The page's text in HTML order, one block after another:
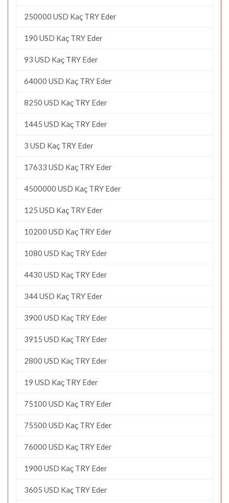
250000 USD Kaç TRY Eder
190 USD Kaç TRY Eder
93 USD Kaç TRY Eder
64000 USD Kaç TRY Eder
8250 USD Kaç TRY Eder
1445 USD Kaç TRY Eder
3 USD Kaç TRY Eder
17633 USD Kaç TRY Eder
4500000 USD Kaç TRY Eder
125 USD Kaç TRY Eder
10200 USD Kaç TRY Eder
1080 USD Kaç TRY Eder
4430 USD Kaç TRY Eder
344 USD Kaç TRY Eder
3900 USD Kaç TRY Eder
3915 USD Kaç TRY Eder
2800 USD Kaç TRY Eder
19 USD Kaç TRY Eder
75100 USD Kaç TRY Eder
75500 USD Kaç TRY Eder
76000 USD Kaç TRY Eder
1900 USD Kaç TRY Eder
3605 USD Kaç TRY Eder